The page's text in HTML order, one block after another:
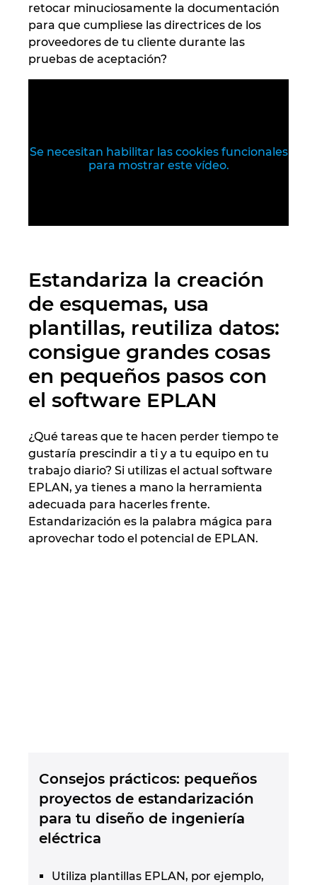
retocar minuciosamente la documentación
para que cumpliese las directrices de los
proveedores de tu cliente durante las
pruebas de aceptación?
Se necesitan habilitar las cookies funcionales
para mostrar este vídeo.
Estandariza la creación
de esquemas, usa
plantillas, reutiliza datos:
consigue grandes cosas
en pequeños pasos con
el software EPLAN
¿Qué tareas que te hacen perder tiempo te
gustaría prescindir a ti y a tu equipo en tu
trabajo diario? Si utilizas el actual software
EPLAN, ya tienes a mano la herramienta
adecuada para hacerles frente.
Estandarización es la palabra mágica para
aprovechar todo el potencial de EPLAN.
Consejos prácticos: pequeños
proyectos de estandarización
para tu diseño de ingeniería
eléctrica
Utiliza plantillas EPLAN, por ejemplo,
South Africa
South Korea
Spain
Switzerland
Turkey
United Arab Emirates
United Kingdom
United States